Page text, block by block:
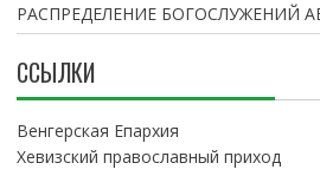
РАСПРЕДЕЛЕНИЕ БОГОСЛУЖЕНИЙ
ССЫЛКИ
Венгерская Епархия
Хевизский православный приход